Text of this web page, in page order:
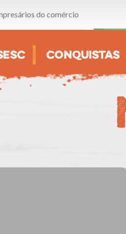
do comércio
CONQUISTAS